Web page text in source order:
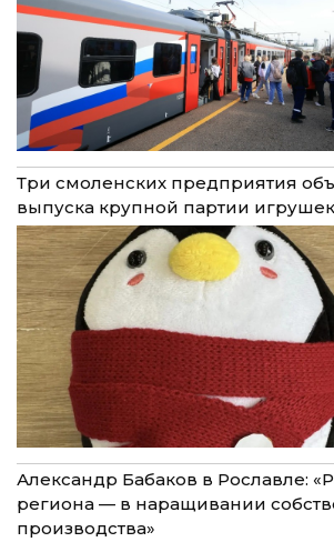
Три смоленских предприятия
выпуска крупной партии игрушек
Александр Бабаков в Рославле:
региона — в наращивании
производства»